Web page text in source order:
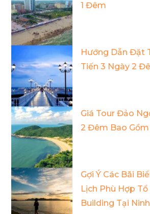
1 Đêm
Hướng Dẫn Đặt
Tiến 3 Ngày 2
Giá Tour Đảo
2 Đêm Bao
Gợi Ý Các Bãi
Lịch Phù Hợp
Building Tại